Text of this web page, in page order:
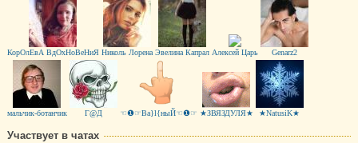
КорОлЕвА ВдОхНоВеНиЯ Николь Лорена Эвелина Капрал Алексей Царь Genarz2
мальчик-ботанчик Г@Д ☜❶☞Ва}l{ныЙ☜❶☞ ★ЗВЯЗДУЛЯ★ ★NatusiK★
Участвует в чатах